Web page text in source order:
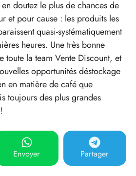
doutez le plus de chances de
et pour cause : les produits les
quasi-systématiquement
heures. Une très bonne
toute la team Vente Discount, et
opportunités déstockage
en matière de café que
toujours des plus grandes
Envoyer Partager